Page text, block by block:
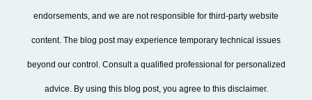
endorsements, and we are not responsible for third-party website
content. The blog post may experience temporary technical issues
beyond our control. Consult a qualified professional for personalized
advice. By using this blog post, you agree to this disclaimer.